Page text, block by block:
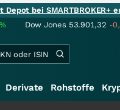
Depot bei SMARTBROKER+
% Dow Jones 53.901,32 -
Derivate Rohstoffe